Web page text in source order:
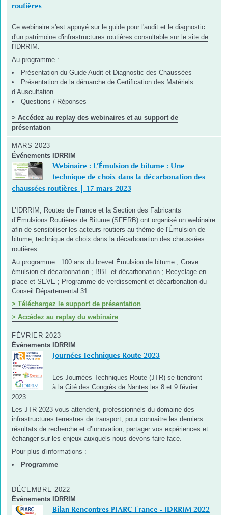
routières
C e webinaire s'est appuyé sur le guide pour l'audit et le diagnostic
d'un patrimoine d'infrastructures routières consultable sur le site de
l'IDRRIM .
Au programme :
Présentation du Guide Audit et Diagnostic des Chaussées
Présentation de la démarche de Certification des Matériels
d’Auscultation
Questions / Réponses
> Accédez au replay des webinaires et au support de
présentation
MARS 2023
Événements IDRRIM
Webinaire : L’Émulsion de bitume : Une
technique de choix dans la décarbonation des
chaussées routières | 17 mars 2023
L’IDRRIM, Routes de France et la Section des Fabricants
d’Émulsions Routières de Bitume (SFERB) ont organisé un webinaire
afin de sensibiliser les acteurs routiers au thème de l'Émulsion de
bitume, technique de choix dans la décarbonation des chaussées
routières.
Au programme : 100 ans du brevet Émulsion de bitume ; Grave
émulsion et décarbonation ; BBE et décarbonation ; Recyclage en
place et SEVE ; Programme de verdissement et décarbonation du
Conseil Départemental 31.
> Téléchargez le support de présentation
> Accédez au replay du webinaire
FÉVRIER 2023
Événements IDRRIM
Journées Techniques Route 2023
Les Journées Techniques Route (JTR) se tiendront
à la Cité des Congrès de Nantes les 8 et 9 février
2023.
Les JTR 2023 vous attendent, professionnels du domaine des
infrastructures terrestres de transport, pour connaitre les derniers
résultats de recherche et d’innovation, partager vos expériences et
échanger sur les enjeux auxquels nous devons faire face.
Pour plus d'informations :
Programme
DÉCEMBRE 2022
Événements IDRRIM
Bilan Rencontres PIARC France - IDRRIM 2022